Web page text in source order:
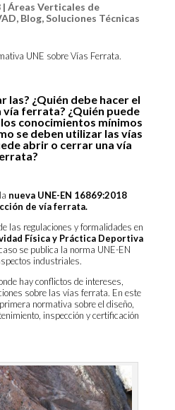
| Áreas Verticales de
, Blog,Soluciones Técnicas
las? ¿Quién debe hacer el
ferrata? ¿Quién puede
los conocimientos mínimos
se deben utilizar las vías
abrir o cerrar una vía
nueva UNE-EN 16869:2018
de vía ferrata.
las regulaciones y formalidades en
Física y Práctica Deportiva
se publica la norma UNE-EN
industriales.
hay conflictos de intereses,
sobre las vías ferrata. En este
normativa sobre el diseño,
inspección y certificación